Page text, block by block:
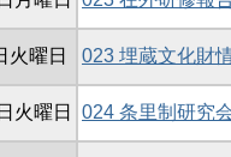
火曜日 023 埋蔵文化財
火曜日 024 条里制研究